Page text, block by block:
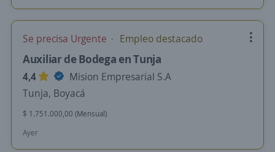
Se precisa Urgente Empleo destacado
Auxiliar de Bodega en Tunja
4,4
Mision Empresarial S.A
Tunja, Boyacá
$ 1.751.000,00 (Mensual)
Ayer